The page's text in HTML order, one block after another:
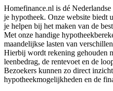
Homefinance.nl is dé
je hypotheek. Onze website biedt
je helpen bij het maken van de
Met onze handige
maandelijkse lasten van
Hierbij wordt rekening gehouden
leenbedrag, de rentevoet en de
Bezoekers kunnen zo direct
hypotheekmogelijkheden en de